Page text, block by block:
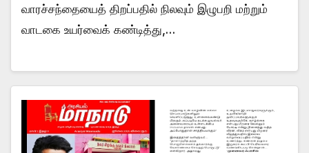
வாரச்சந்தையைத் திறப்பதில் நிலவும் இழுபறி மற்றும்
வாடகை உயர்வைக் கண்டித்து,…